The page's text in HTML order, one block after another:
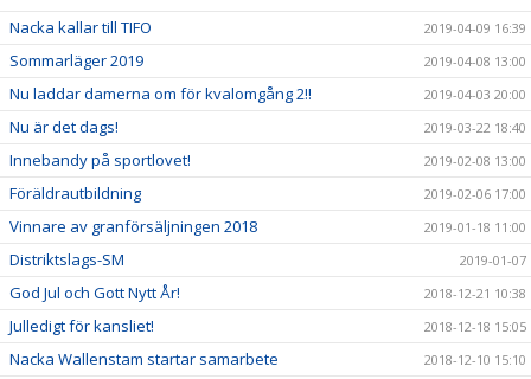
Nacka kallar till TIFO 2019-04-09 16:39
Sommarläger 2019 2019-04-08 13:00
Nu laddar damerna om för kvalomgång 2!! 2019-04-03 20:00
Nu är det dags! 2019-03-22 18:40
Innebandy på sportlovet! 2019-02-08 13:00
Föräldrautbildning 2019-02-06 17:00
Vinnare av granförsäljningen 2018 2019-01-18 11:00
Distriktslags-SM 2019-01-07
God Jul och Gott Nytt År! 2018-12-21 10:38
Julledigt för kansliet! 2018-12-18 15:05
Nacka Wallenstam startar samarbete 2018-12-10 15:10